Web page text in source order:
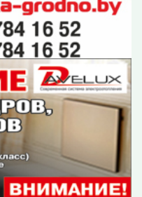
праўды»
дал старт в
рецидивиста
народного
статус
«Бацькаву кашулю»